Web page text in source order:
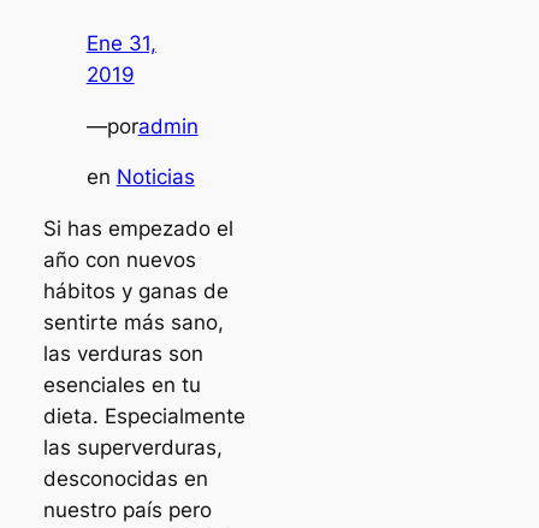
Ene 31,
2019
—poradmin
en Noticias
Si has empezado el
año con nuevos
hábitos y ganas de
sentirte más sano,
las verduras son
esenciales en tu
dieta. Especialmente
las superverduras,
desconocidas en
nuestro país pero